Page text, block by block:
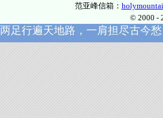
范亚峰信箱：
© 2000 -
两足行遍天地路，一肩担尽古今